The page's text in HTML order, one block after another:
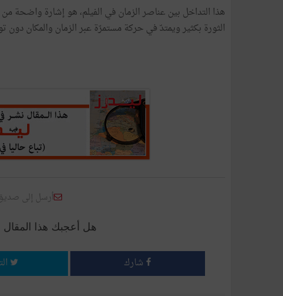
هذا التداخل بين عناصر الزمان في الفيلم، هو إشارة واضحة
الثورة بكثير ويمتدّ في حركة مستمرّة عبر الزمان والمكان دون
أرسل إلى
هل أعجبك هذا
شارك